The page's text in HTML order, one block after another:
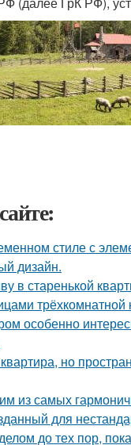
стиле с
дизайн.
в старенькой
особенно
но
из самых
для
до тех пор,